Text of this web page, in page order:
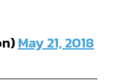
May 21, 2018